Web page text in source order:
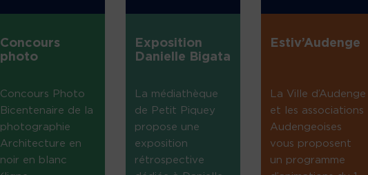
Concours
photo
Concours Photo
Bicentenaire de la
photographie
Architecture en
noir en blanc
Exposition
Danielle Bigata
La médiathèque
de Petit Piquey
propose une
exposition
rétrospective
Estiv’Audenge
La Ville d’Audenge
et les associations
Audengeoises
vous proposent
un programme